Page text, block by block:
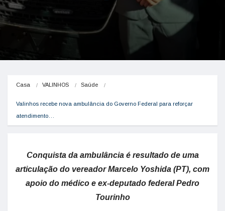
Casa VALINHOS Saúde
Valinhos recebe nova ambulância do Governo Federal para reforçar
atendimento…
Conquista da ambulância é resultado de uma
articulação do vereador Marcelo Yoshida (PT), com
apoio do médico e ex-deputado federal Pedro
Tourinho